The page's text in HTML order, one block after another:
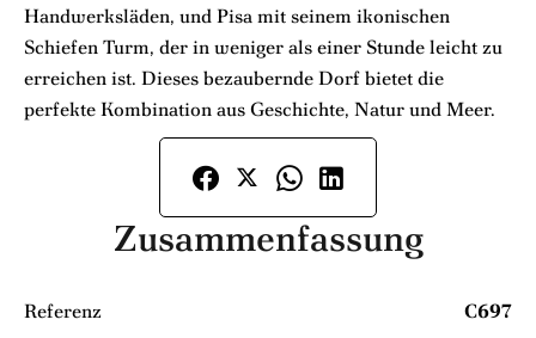
Handwerksläden, und Pisa mit seinem ikonischen
Schiefen Turm, der in weniger als einer Stunde leicht zu
erreichen ist. Dieses bezaubernde Dorf bietet die
perfekte Kombination aus Geschichte, Natur und Meer.
Zusammenfassung
Referenz C697